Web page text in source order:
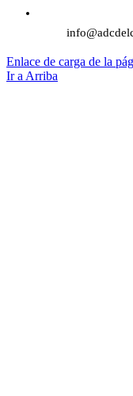
Enlace de carga de la
Ir a Arriba